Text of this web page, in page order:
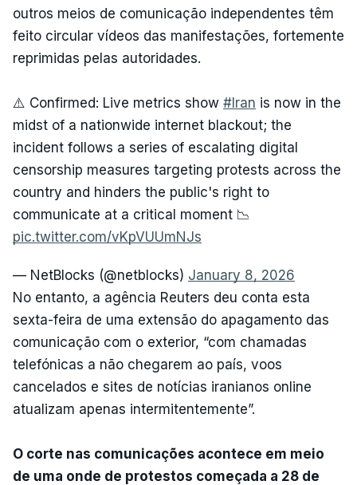
outros meios de comunicação independentes têm
feito circular vídeos das manifestações, fortemente
reprimidas pelas autoridades.
⚠️ Confirmed: Live metrics show #Iran is now in the
midst of a nationwide internet blackout; the
incident follows a series of escalating digital
censorship measures targeting protests across the
country and hinders the public's right to
communicate at a critical moment 📉
pic.twitter.com/vKpVUUmNJs
— NetBlocks (@netblocks) January 8, 2026
No entanto, a agência Reuters deu conta esta
sexta-feira de uma extensão do apagamento das
comunicação com o exterior, “com chamadas
telefónicas a não chegarem ao país, voos
cancelados e sites de notícias iranianos online
atualizam apenas intermitentemente”.
O corte nas comunicações acontece em meio
de uma onde de protestos começada a 28 de